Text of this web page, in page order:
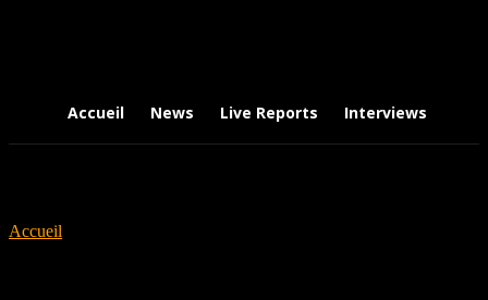
Accueil News Live Reports Interviews
Accueil